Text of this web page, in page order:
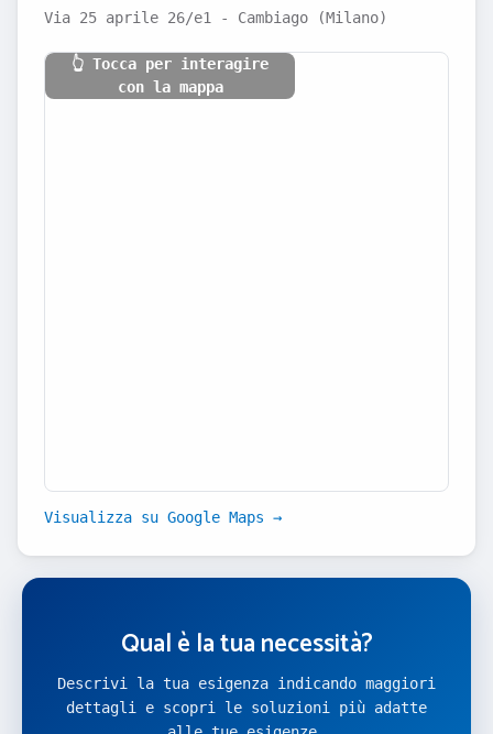
Via 25 aprile 26/e1 - Cambiago (Milano)
👆 Tocca per interagire
con la mappa
Visualizza su Google Maps →
Qual è la tua necessità?
Descrivi la tua esigenza indicando maggiori
dettagli e scopri le soluzioni più adatte